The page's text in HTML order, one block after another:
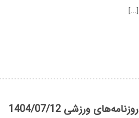
[...]
روزنامه‌های ورزشی 1404/07/12